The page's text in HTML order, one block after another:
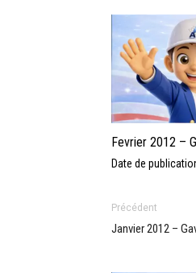
Fevrier 2012 –
Date de
Précédent
Janvier 2012 –